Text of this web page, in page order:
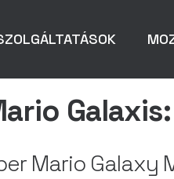
Mario Galaxy